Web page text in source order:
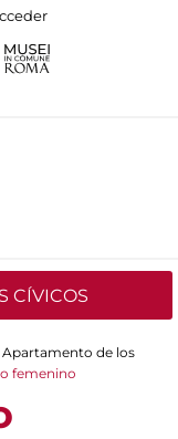
CÍVICOS
Apartamento de los
femenino